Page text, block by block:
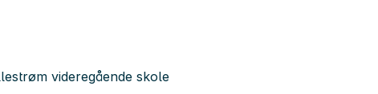
videregående skole